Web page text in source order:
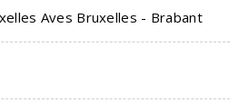
Aves Bruxelles - Brabant